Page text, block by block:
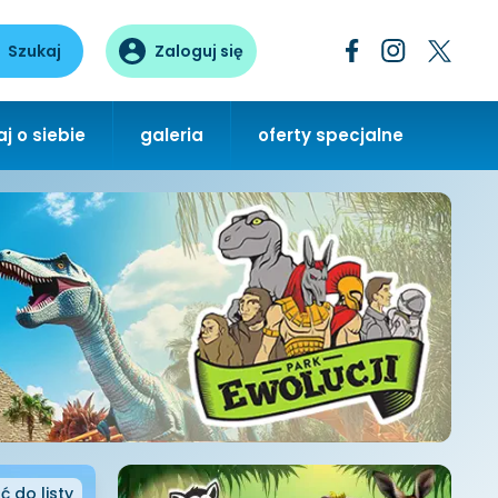
Szukaj Zaloguj się
o siebie galeria oferty specjalne
do listy